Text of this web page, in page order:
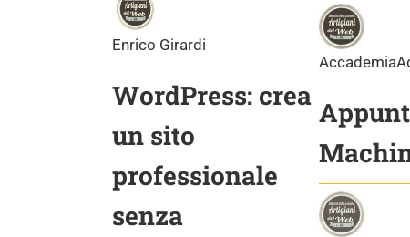
Enrico Girardi
WordPress: crea
un sito
professionale
senza